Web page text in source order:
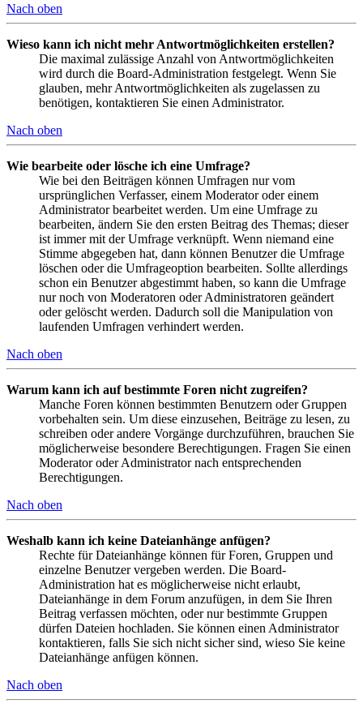
Nach oben
Wieso kann ich nicht mehr Antwortmöglichkeiten erstellen?
Die maximal zulässige Anzahl von Antwortmöglichkeiten
wird durch die Board-Administration festgelegt. Wenn Sie
glauben, mehr Antwortmöglichkeiten als zugelassen zu
benötigen, kontaktieren Sie einen Administrator.
Nach oben
Wie bearbeite oder lösche ich eine Umfrage?
Wie bei den Beiträgen können Umfragen nur vom
ursprünglichen Verfasser, einem Moderator oder einem
Administrator bearbeitet werden. Um eine Umfrage zu
bearbeiten, ändern Sie den ersten Beitrag des Themas; dieser
ist immer mit der Umfrage verknüpft. Wenn niemand eine
Stimme abgegeben hat, dann können Benutzer die Umfrage
löschen oder die Umfrageoption bearbeiten. Sollte allerdings
schon ein Benutzer abgestimmt haben, so kann die Umfrage
nur noch von Moderatoren oder Administratoren geändert
oder gelöscht werden. Dadurch soll die Manipulation von
laufenden Umfragen verhindert werden.
Nach oben
Warum kann ich auf bestimmte Foren nicht zugreifen?
Manche Foren können bestimmten Benutzern oder Gruppen
vorbehalten sein. Um diese einzusehen, Beiträge zu lesen, zu
schreiben oder andere Vorgänge durchzuführen, brauchen Sie
möglicherweise besondere Berechtigungen. Fragen Sie einen
Moderator oder Administrator nach entsprechenden
Berechtigungen.
Nach oben
Weshalb kann ich keine Dateianhänge anfügen?
Rechte für Dateianhänge können für Foren, Gruppen und
einzelne Benutzer vergeben werden. Die Board-
Administration hat es möglicherweise nicht erlaubt,
Dateianhänge in dem Forum anzufügen, in dem Sie Ihren
Beitrag verfassen möchten, oder nur bestimmte Gruppen
dürfen Dateien hochladen. Sie können einen Administrator
kontaktieren, falls Sie sich nicht sicher sind, wieso Sie keine
Dateianhänge anfügen können.
Nach oben